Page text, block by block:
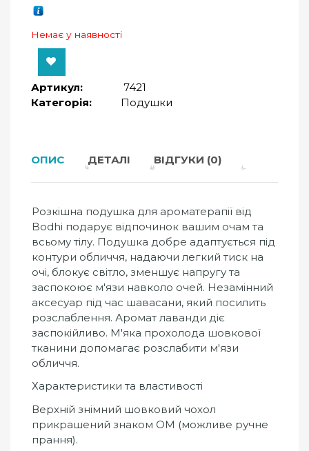
Немає у наявності
Артикул:
7421
Категорія:
Подушки
ОПИС ДЕТАЛІ ВІДГУКИ (0)
Розкішна подушка для ароматерапії від
Bodhi подарує відпочинок вашим очам та
всьому тілу. Подушка добре адаптується під
контури обличчя, надаючи легкий тиск на
очі, блокує світло, зменшує напругу та
заспокоює м'язи навколо очей. Незамінний
аксесуар під час шавасани, який посилить
розслаблення. Аромат лаванди діє
заспокійливо. М'яка прохолода шовкової
тканини допомагає розслабити м'язи
обличчя.
Характеристики та властивості
Верхній знімний шовковий чохол
прикрашений знаком ОМ (можливе ручне
прання).